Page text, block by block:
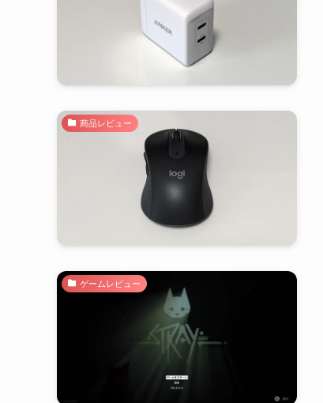
商品レビュー
ゲームレビュー